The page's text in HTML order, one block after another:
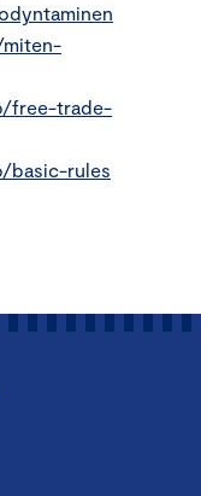
free-trade-
basic-rules